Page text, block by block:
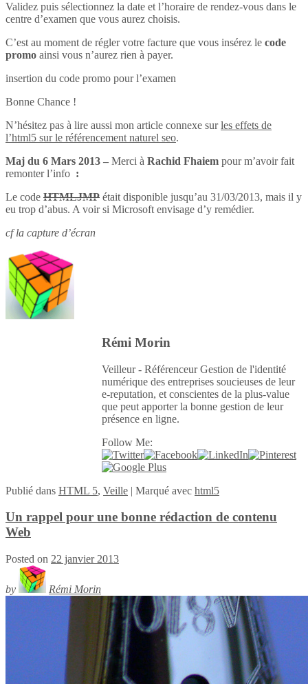
Validez puis sélectionnez la date et l’horaire de rendez-vous dans le
centre d’examen que vous aurez choisis.
C’est au moment de régler votre facture que vous insérez le code
promo ainsi vous n’aurez rien à payer.
insertion du code promo pour l’examen
Bonne Chance !
N’hésitez pas à lire aussi mon article connexe surles effets de
l’html5 sur le référencement naturel seo.
Maj du 6 Mars 2013 – Merci à Rachid Fhaiem pour m’avoir fait
remonter l’info :
Le code HTMLJMP était disponible jusqu’au 31/03/2013, mais il y
eu trop d’abus. A voir si Microsoft envisage d’y remédier.
cf la capture d’écran
Rémi Morin
Veilleur - Référenceur Gestion de l'identité
numérique des entreprises soucieuses de leur
e-reputation, et conscientes de la plus-value
que peut apporter la bonne gestion de leur
présence en ligne.
Follow Me:
Publié dans HTML 5, Veille | Marqué avec html5
Un rappel pour une bonne rédaction de contenu
Web
Posted on 22 janvier 2013
by Rémi Morin